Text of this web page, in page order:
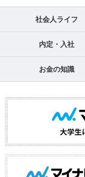
社会人ライフ
内定・入社
お金の知識